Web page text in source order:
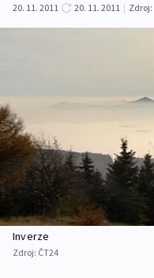
20. 11. 2011
20. 11. 2011 | Zdroj:
Inverze
Zdroj: ČT24